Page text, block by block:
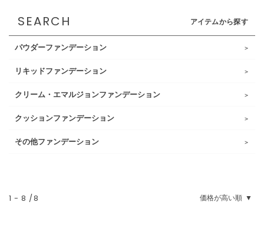
SEARCH アイテムから探す
パウダーファンデーション
リキッドファンデーション
クリーム・エマルジョンファンデーション
クッションファンデーション
その他ファンデーション
価格が高い順
1 - 8 8